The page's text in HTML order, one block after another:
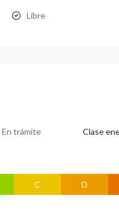
Libre
En trámite Clase
C D